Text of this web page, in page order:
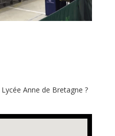
Anne de Bretagne ?